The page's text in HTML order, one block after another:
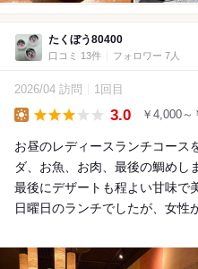
たくぼう80400
口コミ 13件 フォロワー 7人
2026/04 訪問 1回目
3.0 ￥4,000～
お昼のレディースランチコース
ダ、お魚、お肉、最後の鯛めし
最後にデザートも程よい甘味で
日曜日のランチでしたが、女性